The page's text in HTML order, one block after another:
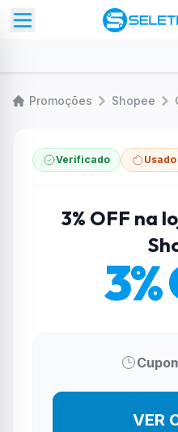
Promoções Shopee
Verificado
3% OFF na
3%
VER